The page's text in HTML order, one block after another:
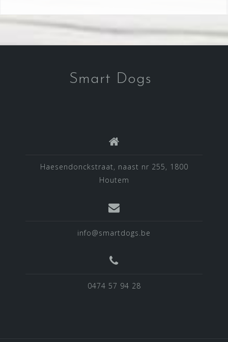
Smart Dogs
Haesendonckstraat, naast nr 255, 1800
Houtem
info@smartdogs.be
0474 57 94 28